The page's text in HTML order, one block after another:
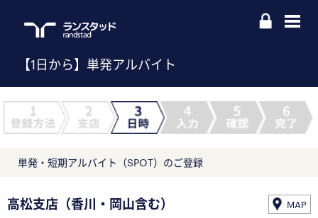
【1日から】単発アルバイト
単発・短期アルバイト（SPOT）のご登録
高松支店（香川・岡山含む） MAP